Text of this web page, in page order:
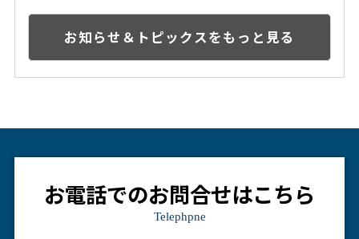
お知らせ＆トピックスをもっと見る
お電話でのお問合せはこちら
Telephpne